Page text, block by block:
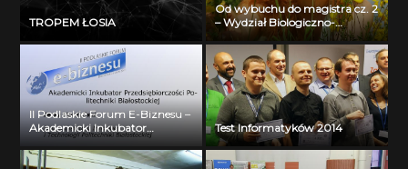
TROPEM ŁOSIA
Od wybuchu do magistra cz. 2
– Wydział Biologiczno-
Chemiczny Uniwersytetu w
Białymstoku
II Podlaskie Forum E-Biznesu –
Akademicki Inkubator
Przedsiębiorczości Politechniki
Białostockiej – Jerzy Muszyński
Test Informatyków 2014